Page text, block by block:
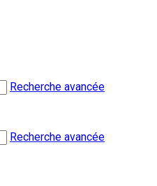
Recherche avancée
Recherche avancée